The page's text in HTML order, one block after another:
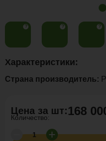
? ? ?
Цена за шт:168
Количество:
Характеристики:
Страна производитель: